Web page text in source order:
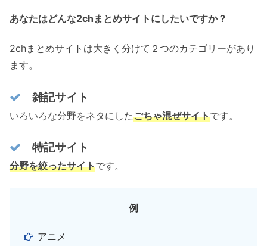
あなたはどんな2chまとめサイトにしたいですか？
2chまとめサイトは大きく分けて２つのカテゴリーがあり
ます。
雑記サイト
いろいろな分野をネタにしたごちゃ混ぜサイトです。
特記サイト
分野を絞ったサイトです。
例
アニメ